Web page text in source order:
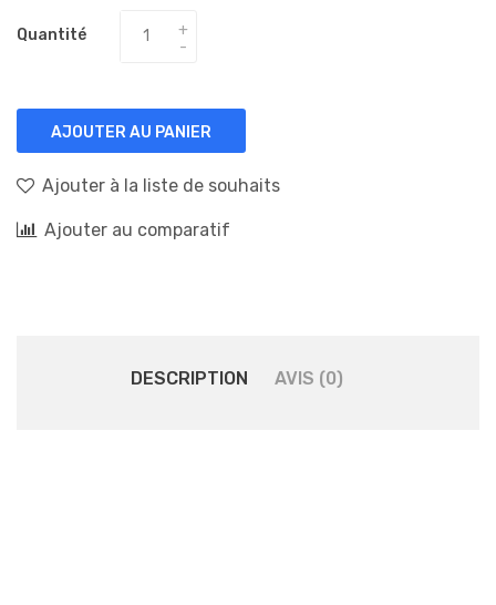
Quantité
AJOUTER AU PANIER
Ajouter à la liste de souhaits
Ajouter au comparatif
DESCRIPTION AVIS (0)